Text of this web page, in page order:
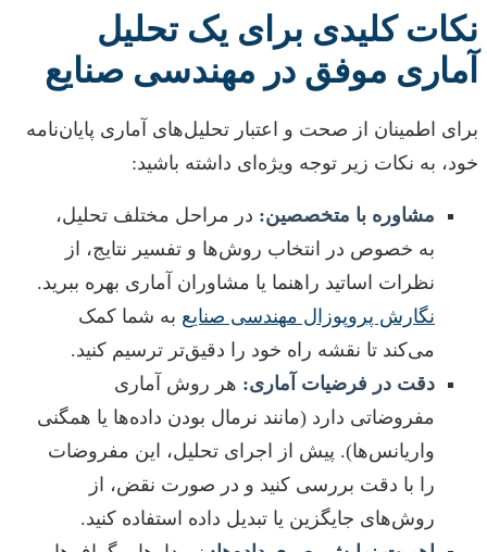
نکات کلیدی برای یک تحلیل
آماری موفق در مهندسی صنایع
برای اطمینان از صحت و اعتبار تحلیل‌های آماری پایان‌نامه
خود، به نکات زیر توجه ویژه‌ای داشته باشید:
مشاوره با متخصصین: در مراحل مختلف تحلیل،
به خصوص در انتخاب روش‌ها و تفسیر نتایج، از
نظرات اساتید راهنما یا مشاوران آماری بهره ببرید.
نگارش پروپوزال مهندسی صنایع به شما کمک
می‌کند تا نقشه راه خود را دقیق‌تر ترسیم کنید.
دقت در فرضیات آماری: هر روش آماری
مفروضاتی دارد (مانند نرمال بودن داده‌ها یا همگنی
واریانس‌ها). پیش از اجرای تحلیل، این مفروضات
را با دقت بررسی کنید و در صورت نقض، از
روش‌های جایگزین یا تبدیل داده استفاده کنید.